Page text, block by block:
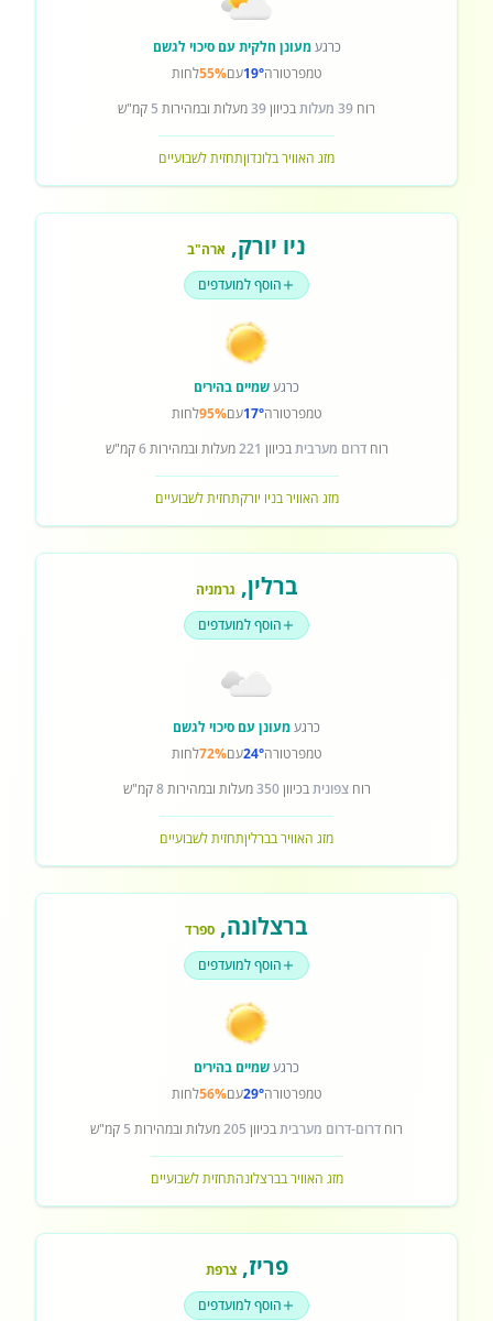
כרגעמעונן חלקית עם סיכוי לגשם
טמפרטורה19°עם55%לחות
רוח 39 מעלות בכיוון39מעלות ובמהירות 5 קמ"ש
מזג האוויר בלונדוןתחזית לשבועיים
ניו יורק, ארה"ב
הוסף למועדפים
כרגעשמיים בהירים
טמפרטורה17°עם95%לחות
רוחדרום מערביתבכיוון 221מעלות ובמהירות6קמ"ש
מזג האוויר בניו יורקתחזית לשבועיים
ברלין, גרמניה
הוסף למועדפים
כרגעמעונן עם סיכוי לגשם
טמפרטורה24°עם72%לחות
רוחצפוניתבכיוון350מעלות ובמהירות8קמ"ש
מזג האוויר בברליןתחזית לשבועיים
ברצלונה, ספרד
הוסף למועדפים
כרגעשמיים בהירים
טמפרטורה29°עם56%לחות
רוח דרום-דרום מערביתבכיוון 205מעלות ובמהירות 5 קמ"ש
מזג האוויר בברצלונהתחזית לשבועיים
פריז,צרפת
הוסף למועדפים